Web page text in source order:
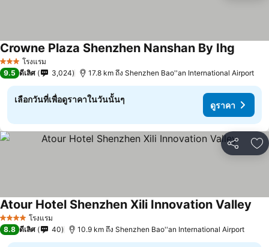
3 ดาว โรงแรม
Crowne Plaza Shenzhen Nanshan By Ihg
9.5 ดีเลิศ 3,024 17.8 km ถึง Shenzhen Bao''an International Airport
เลือกวันที่เพื่อดูราคาในวันนั้นๆ
ดูราคา
แชร์ เ
4 ดาว โรงแรม
Atour Hotel Shenzhen Xili Innovation Valley
8.8 ดีเลิศ 40 10.9 km ถึง Shenzhen Bao''an International Airport